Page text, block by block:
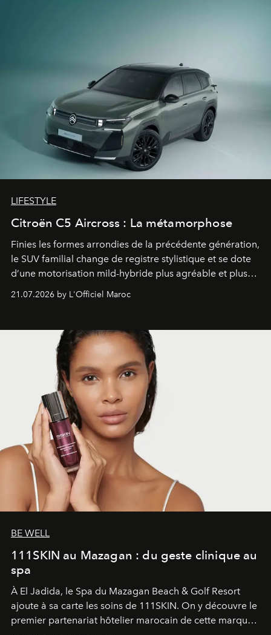
LIFESTYLE
Citroën C5 Aircross : La métamorphose
Finies les formes arrondies de la précédente génération,
le SUV familial change de registre stylistique et se dote
d’une motorisation mild-hybride plus agréable et plus
gagné en maturité.
21.07.2026 by L'Officiel Maroc
BE WELL
111SKIN au Mazagan : du geste clinique au
spa
À El Jadida, le Spa du Mazagan Beach & Golf Resort
ajoute à sa carte les soins de 111SKIN. On y découvre le
premier partenariat hôtelier marocain de cette marque